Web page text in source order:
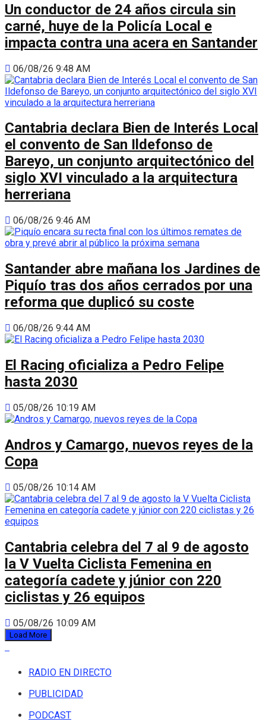
Un conductor de 24 años circula sin
carné, huye de la Policía Local e
impacta contra una acera en Santander
06/08/26 9:48 AM
Cantabria declara Bien de Interés Local
el convento de San Ildefonso de
Bareyo, un conjunto arquitectónico del
siglo XVI vinculado a la arquitectura
herreriana
06/08/26 9:46 AM
Santander abre mañana los Jardines de
Piquío tras dos años cerrados por una
reforma que duplicó su coste
06/08/26 9:44 AM
El Racing oficializa a Pedro Felipe
hasta 2030
05/08/26 10:19 AM
Andros y Camargo, nuevos reyes de la
Copa
05/08/26 10:14 AM
Cantabria celebra del 7 al 9 de agosto
la V Vuelta Ciclista Femenina en
categoría cadete y júnior con 220
ciclistas y 26 equipos
05/08/26 10:09 AM
Load More
RADIO EN DIRECTO
PUBLICIDAD
PODCAST